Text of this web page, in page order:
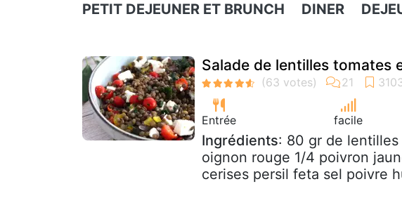
PETIT DEJEUNER ET BRUNCH DINER
Salade de lentilles tomates
Entrée facile
Ingrédients: 80 gr de
oignon rouge 1/4 poivron
cerises persil feta sel poivre